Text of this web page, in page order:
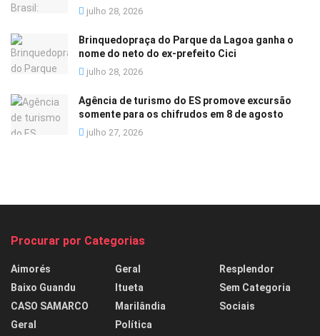
julho 28, 2026
Brinquedopraça do Parque da Lagoa ganha o
nome do neto do ex-prefeito Cici
julho 28, 2026
Agência de turismo do ES promove excursão
somente para os chifrudos em 8 de agosto
julho 27, 2026
Procurar por Categorias
Aimorés
Baixo Guandu
CASO SAMARCO
Geral
Geral
Itueta
Marilândia
Política
Resplendor
Sem Categoria
Sociais